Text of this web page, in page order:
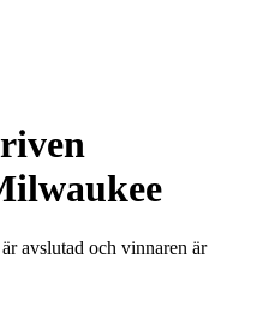
avslutad och vinnaren är